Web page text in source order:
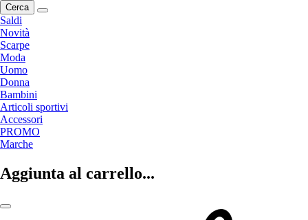
Cerca
Saldi
Novità
Scarpe
Moda
Uomo
Donna
Bambini
Articoli sportivi
Accessori
PROMO
Marche
Aggiunta al carrello...